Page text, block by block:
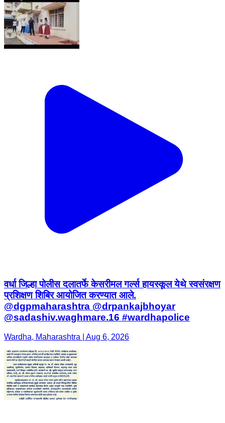
वर्धा जिल्हा पोलीस दलातर्फे केसरीमल गर्ल्स हायस्कूल येथे स्वसंरक्षण
प्रशिक्षण शिबिर आयोजित करण्यात आले.
@dgpmaharashtra @drpankajbhoyar
@sadashiv.waghmare.16 #wardhapolice
Wardha, Maharashtra | Aug 6, 2026